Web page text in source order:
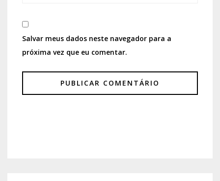
Salvar meus dados neste navegador para a
próxima vez que eu comentar.